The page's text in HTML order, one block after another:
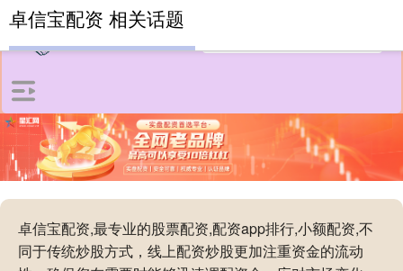
卓信宝配资,最专业的股票配资,配资app排行,小额配资,不
同于传统炒股方式，线上配资炒股更加注重资金的流动
卓信宝配资 相关话题